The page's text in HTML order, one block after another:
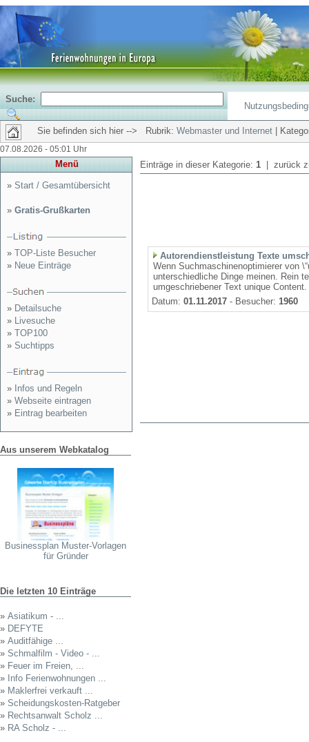
Suche:
Sie befinden sich hier --> Rubrik: Webmaster und Internet |
07.08.2026 - 05:01 Uhr
Menü
» Start / Gesamtübersicht
» Gratis-Grußkarten
» TOP-Liste Besucher
» Neue Einträge
» Detailsuche
» Livesuche
» TOP100
» Suchtipps
» Infos und Regeln
» Webseite eintragen
» Eintrag bearbeiten
Aus unserem Webkatalog
Businessplan Muster-Vorlagen
für Gründer
Die letzten 10 Einträge
» Asiatikum - ...
» DEFYTE
» Auditfähige ...
» Schmalfilm - Video - ...
» Feuer im Freien, ...
» Info Ferienwohnungen ...
» Maklerfrei verkauft ...
» Scheidungskosten-Ratgeber
» Rechtsanwalt Scholz ...
» RA Scholz - ...
Einträge in dieser Kategorie: 1 | zurück
Autorendienstleistung Texte
Wenn Suchmaschinenoptimierer von
unterschiedliche Dinge meinen. Rein
umgeschriebener Text unique
Datum: 01.11.2017 - Besucher: 1960